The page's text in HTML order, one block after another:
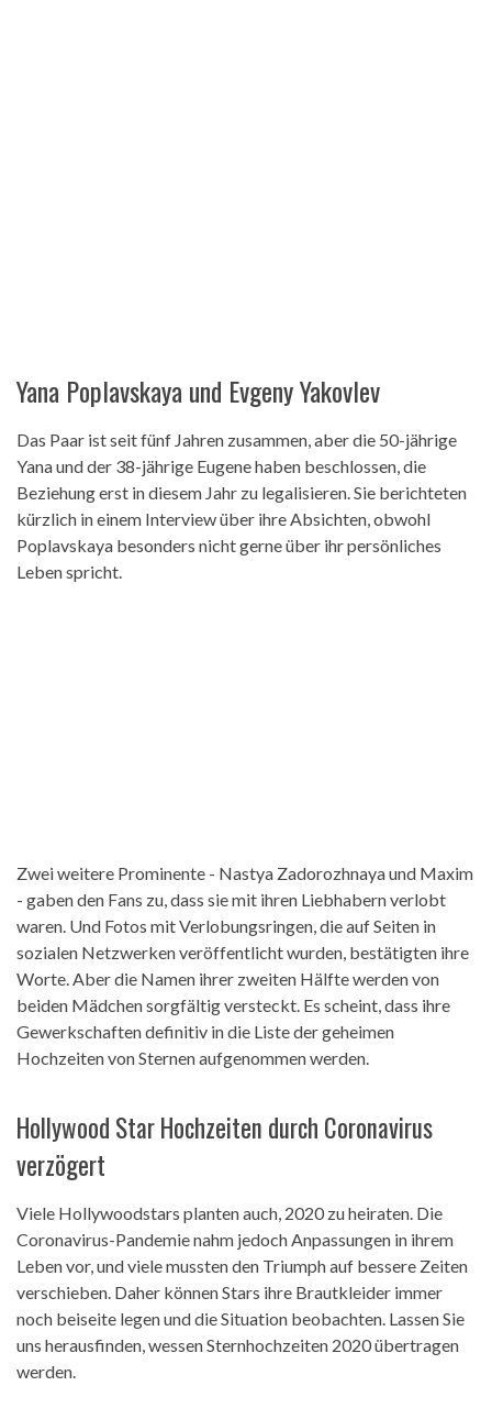
Yana Poplavskaya und Evgeny Yakovlev
Das Paar ist seit fünf Jahren zusammen, aber die 50-jährige
Yana und der 38-jährige Eugene haben beschlossen, die
Beziehung erst in diesem Jahr zu legalisieren. Sie berichteten
kürzlich in einem Interview über ihre Absichten, obwohl
Poplavskaya besonders nicht gerne über ihr persönliches
Leben spricht.
Zwei weitere Prominente - Nastya Zadorozhnaya und Maxim
- gaben den Fans zu, dass sie mit ihren Liebhabern verlobt
waren. Und Fotos mit Verlobungsringen, die auf Seiten in
sozialen Netzwerken veröffentlicht wurden, bestätigten ihre
Worte. Aber die Namen ihrer zweiten Hälfte werden von
beiden Mädchen sorgfältig versteckt. Es scheint, dass ihre
Gewerkschaften definitiv in die Liste der geheimen
Hochzeiten von Sternen aufgenommen werden.
Hollywood Star Hochzeiten durch Coronavirus
verzögert
Viele Hollywoodstars planten auch, 2020 zu heiraten. Die
Coronavirus-Pandemie nahm jedoch Anpassungen in ihrem
Leben vor, und viele mussten den Triumph auf bessere Zeiten
verschieben. Daher können Stars ihre Brautkleider immer
noch beiseite legen und die Situation beobachten. Lassen Sie
uns herausfinden, wessen Sternhochzeiten 2020 übertragen
werden.